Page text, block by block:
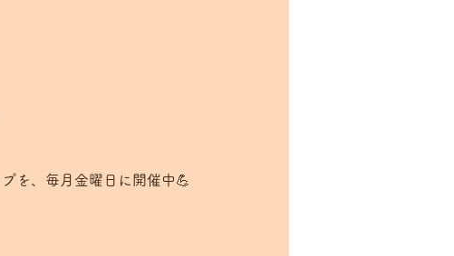
を、毎月金曜日に開催中💪